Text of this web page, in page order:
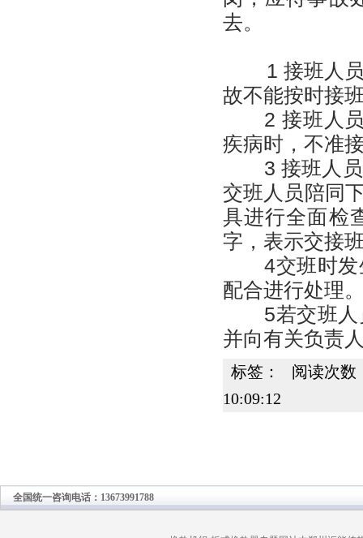
去。
1 接班人
故不能按时接
2 接班人员
疾病时，不准
3 接班人员
交班人员陪同
具进行全面检
字，表示交接
4交班时发生
配合进行处理
5若交班人员
并向有关负责
标签： 阅读次数
10:09:12
全国统一咨询电话：13673991788